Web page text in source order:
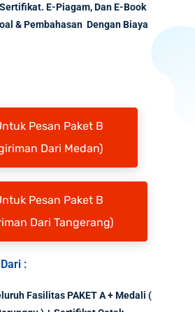
E-Piagam, Dan E-Book
& Pembahasan Dengan Biaya
Pesan Paket B
Dari Medan)
Pesan Paket B
Dari Tangerang)
:
Fasilitas PAKET A + Medali (